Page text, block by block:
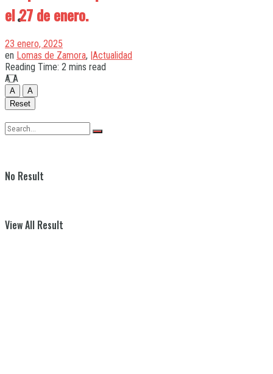
Varela
No Result
View All Result
el 27 de enero.
23 enero, 2025
en Lomas de Zamora, |Actualidad
Reading Time: 2 mins read
A A
A
A
Reset